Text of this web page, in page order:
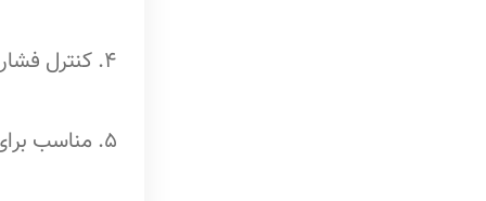
4. کنترل فشار خون: پتاسیم بالای عناب به تنظیم فشار خون کمک می‌کند.
5. مناسب برای پوست: آنتی‌اکسیدان‌ها و ویتامین‌ها به شادابی پوست و کاهش علائم پیری کمک می‌کنند.